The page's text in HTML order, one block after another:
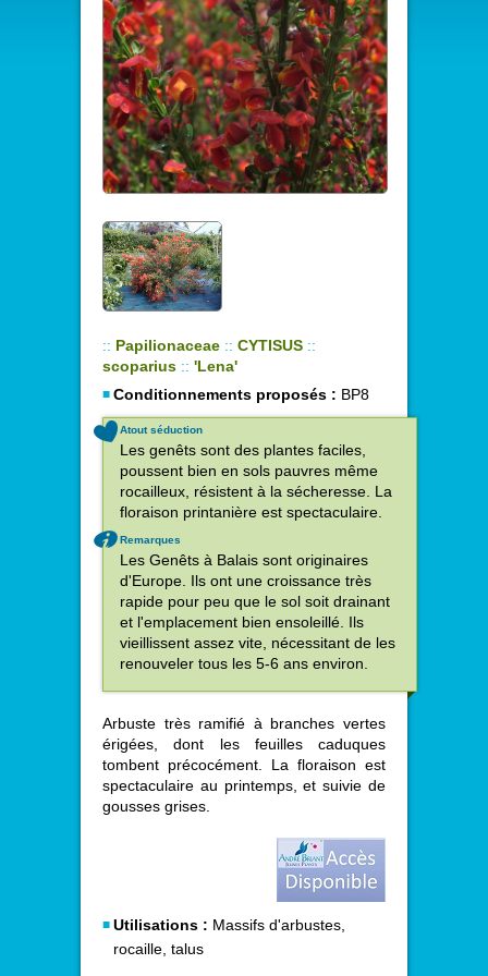
:: Papilionaceae :: CYTISUS ::
scoparius :: 'Lena'
Conditionnements proposés : BP8
Atout séduction
Les genêts sont des plantes faciles,
poussent bien en sols pauvres même
rocailleux, résistent à la sécheresse. La
floraison printanière est spectaculaire.
Remarques
Les Genêts à Balais sont originaires
d'Europe. Ils ont une croissance très
rapide pour peu que le sol soit drainant
et l'emplacement bien ensoleillé. Ils
vieillissent assez vite, nécessitant de les
renouveler tous les 5-6 ans environ.
Arbuste très ramifié à branches vertes
érigées, dont les feuilles caduques
tombent précocément. La floraison est
spectaculaire au printemps, et suivie de
gousses grises.
Utilisations : Massifs d'arbustes,
rocaille, talus